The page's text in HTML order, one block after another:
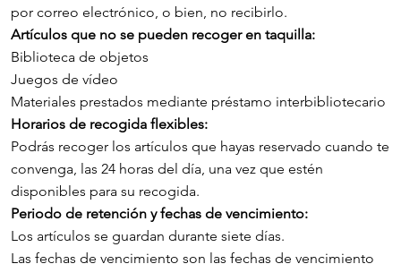
por correo electrónico, o bien, no recibirlo.
Artículos que no se pueden recoger en taquilla:
Biblioteca de objetos
Juegos de vídeo
Materiales prestados mediante préstamo interbibliotecario
Horarios de recogida flexibles:
Podrás recoger los artículos que hayas reservado cuando te
convenga, las 24 horas del día, una vez que estén
disponibles para su recogida.
Periodo de retención y fechas de vencimiento:
Los artículos se guardan durante siete días.
Las fechas de vencimiento son las fechas de vencimiento